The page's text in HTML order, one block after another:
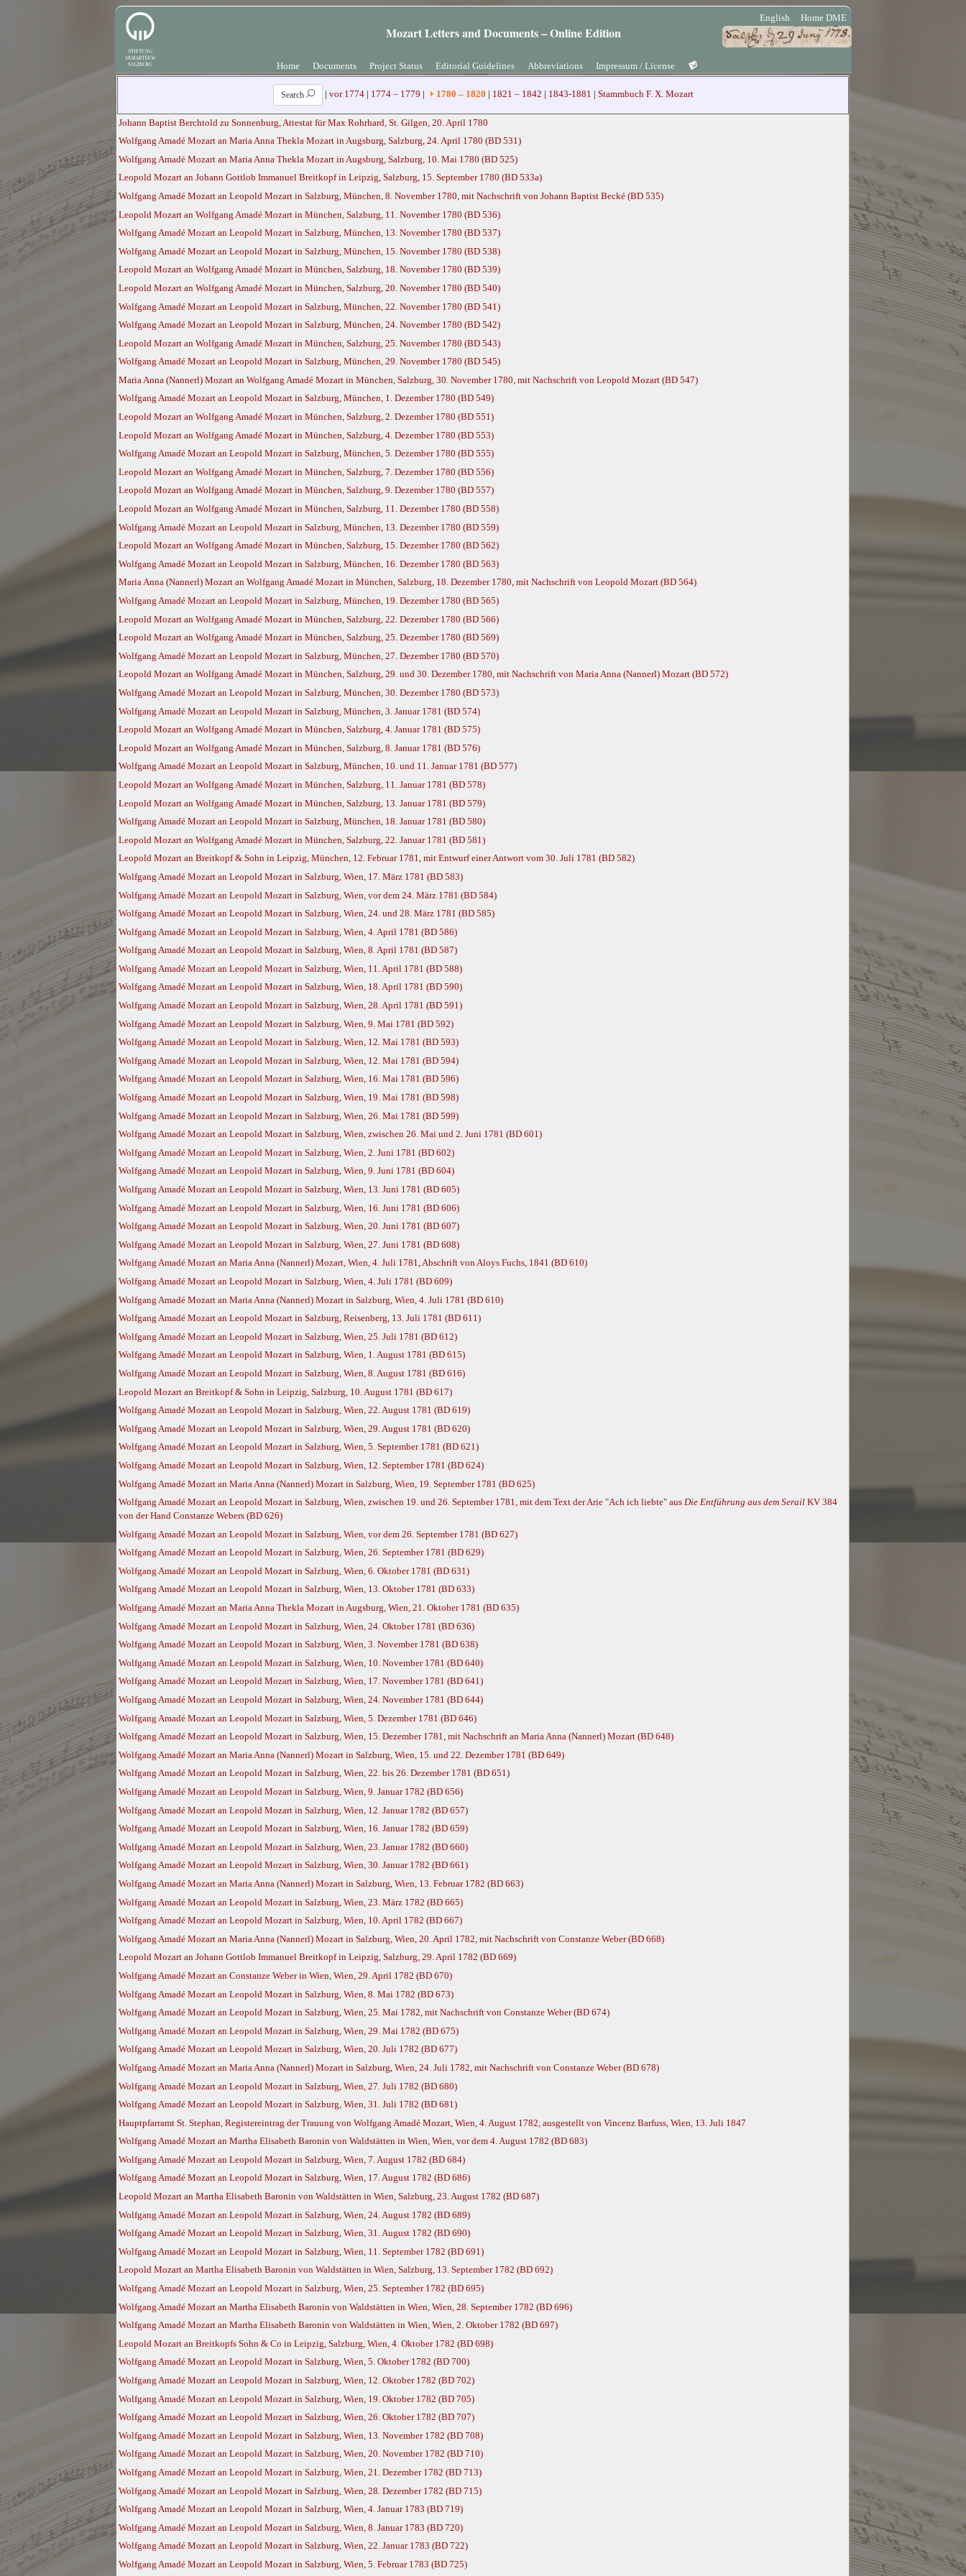
English Home DME
Mozart Letters and Documents – Online Edition
Home Documents Project Status Editorial Guidelines Abbreviations Impressum / License
Search | vor 1774| 1774 – 1779 | 1780 – 1820 | 1821 – 1842 | 1843-1881 | Stammbuch F. X. Mozart
Johann Baptist Berchtold zu Sonnenburg, Attestat für Max Rohrhard, St. Gilgen, 20. April 1780
Wolfgang Amadé Mozart an Maria Anna Thekla Mozart in Augsburg, Salzburg, 24. April 1780 (BD 531)
Wolfgang Amadé Mozart an Maria Anna Thekla Mozart in Augsburg, Salzburg, 10. Mai 1780 (BD 525)
Leopold Mozart an Johann Gottlob Immanuel Breitkopf in Leipzig, Salzburg, 15. September 1780 (BD 533a)
Wolfgang Amadé Mozart an Leopold Mozart in Salzburg, München, 8. November 1780, mit Nachschrift von Johann Baptist Becké (BD 535)
Leopold Mozart an Wolfgang Amadé Mozart in München, Salzburg, 11. November 1780 (BD 536)
Wolfgang Amadé Mozart an Leopold Mozart in Salzburg, München, 13. November 1780 (BD 537)
Wolfgang Amadé Mozart an Leopold Mozart in Salzburg, München, 15. November 1780 (BD 538)
Leopold Mozart an Wolfgang Amadé Mozart in München, Salzburg, 18. November 1780 (BD 539)
Leopold Mozart an Wolfgang Amadé Mozart in München, Salzburg, 20. November 1780 (BD 540)
Wolfgang Amadé Mozart an Leopold Mozart in Salzburg, München, 22. November 1780 (BD 541)
Wolfgang Amadé Mozart an Leopold Mozart in Salzburg, München, 24. November 1780 (BD 542)
Leopold Mozart an Wolfgang Amadé Mozart in München, Salzburg, 25. November 1780 (BD 543)
Wolfgang Amadé Mozart an Leopold Mozart in Salzburg, München, 29. November 1780 (BD 545)
Maria Anna (Nannerl) Mozart an Wolfgang Amadé Mozart in München, Salzburg, 30. November 1780, mit Nachschrift von Leopold Mozart (BD 547)
Wolfgang Amadé Mozart an Leopold Mozart in Salzburg, München, 1. Dezember 1780 (BD 549)
Leopold Mozart an Wolfgang Amadé Mozart in München, Salzburg, 2. Dezember 1780 (BD 551)
Leopold Mozart an Wolfgang Amadé Mozart in München, Salzburg, 4. Dezember 1780 (BD 553)
Wolfgang Amadé Mozart an Leopold Mozart in Salzburg, München, 5. Dezember 1780 (BD 555)
Leopold Mozart an Wolfgang Amadé Mozart in München, Salzburg, 7. Dezember 1780 (BD 556)
Leopold Mozart an Wolfgang Amadé Mozart in München, Salzburg, 9. Dezember 1780 (BD 557)
Leopold Mozart an Wolfgang Amadé Mozart in München, Salzburg, 11. Dezember 1780 (BD 558)
Wolfgang Amadé Mozart an Leopold Mozart in Salzburg, München, 13. Dezember 1780 (BD 559)
Leopold Mozart an Wolfgang Amadé Mozart in München, Salzburg, 15. Dezember 1780 (BD 562)
Wolfgang Amadé Mozart an Leopold Mozart in Salzburg, München, 16. Dezember 1780 (BD 563)
Maria Anna (Nannerl) Mozart an Wolfgang Amadé Mozart in München, Salzburg, 18. Dezember 1780, mit Nachschrift von Leopold Mozart (BD 564)
Wolfgang Amadé Mozart an Leopold Mozart in Salzburg, München, 19. Dezember 1780 (BD 565)
Leopold Mozart an Wolfgang Amadé Mozart in München, Salzburg, 22. Dezember 1780 (BD 566)
Leopold Mozart an Wolfgang Amadé Mozart in München, Salzburg, 25. Dezember 1780 (BD 569)
Wolfgang Amadé Mozart an Leopold Mozart in Salzburg, München, 27. Dezember 1780 (BD 570)
Leopold Mozart an Wolfgang Amadé Mozart in München, Salzburg, 29. und 30. Dezember 1780, mit Nachschrift von Maria Anna (Nannerl) Mozart (BD 572)
Wolfgang Amadé Mozart an Leopold Mozart in Salzburg, München, 30. Dezember 1780 (BD 573)
Wolfgang Amadé Mozart an Leopold Mozart in Salzburg, München, 3. Januar 1781 (BD 574)
Leopold Mozart an Wolfgang Amadé Mozart in München, Salzburg, 4. Januar 1781 (BD 575)
Leopold Mozart an Wolfgang Amadé Mozart in München, Salzburg, 8. Januar 1781 (BD 576)
Wolfgang Amadé Mozart an Leopold Mozart in Salzburg, München, 10. und 11. Januar 1781 (BD 577)
Leopold Mozart an Wolfgang Amadé Mozart in München, Salzburg, 11. Januar 1781 (BD 578)
Leopold Mozart an Wolfgang Amadé Mozart in München, Salzburg, 13. Januar 1781 (BD 579)
Wolfgang Amadé Mozart an Leopold Mozart in Salzburg, München, 18. Januar 1781 (BD 580)
Leopold Mozart an Wolfgang Amadé Mozart in München, Salzburg, 22. Januar 1781 (BD 581)
Leopold Mozart an Breitkopf & Sohn in Leipzig, München, 12. Februar 1781, mit Entwurf einer Antwort vom 30. Juli 1781 (BD 582)
Wolfgang Amadé Mozart an Leopold Mozart in Salzburg, Wien, 17. März 1781 (BD 583)
Wolfgang Amadé Mozart an Leopold Mozart in Salzburg, Wien, vor dem 24. März 1781 (BD 584)
Wolfgang Amadé Mozart an Leopold Mozart in Salzburg, Wien, 24. und 28. März 1781 (BD 585)
Wolfgang Amadé Mozart an Leopold Mozart in Salzburg, Wien, 4. April 1781 (BD 586)
Wolfgang Amadé Mozart an Leopold Mozart in Salzburg, Wien, 8. April 1781 (BD 587)
Wolfgang Amadé Mozart an Leopold Mozart in Salzburg, Wien, 11. April 1781 (BD 588)
Wolfgang Amadé Mozart an Leopold Mozart in Salzburg, Wien, 18. April 1781 (BD 590)
Wolfgang Amadé Mozart an Leopold Mozart in Salzburg, Wien, 28. April 1781 (BD 591)
Wolfgang Amadé Mozart an Leopold Mozart in Salzburg, Wien, 9. Mai 1781 (BD 592)
Wolfgang Amadé Mozart an Leopold Mozart in Salzburg, Wien, 12. Mai 1781 (BD 593)
Wolfgang Amadé Mozart an Leopold Mozart in Salzburg, Wien, 12. Mai 1781 (BD 594)
Wolfgang Amadé Mozart an Leopold Mozart in Salzburg, Wien, 16. Mai 1781 (BD 596)
Wolfgang Amadé Mozart an Leopold Mozart in Salzburg, Wien, 19. Mai 1781 (BD 598)
Wolfgang Amadé Mozart an Leopold Mozart in Salzburg, Wien, 26. Mai 1781 (BD 599)
Wolfgang Amadé Mozart an Leopold Mozart in Salzburg, Wien, zwischen 26. Mai und 2. Juni 1781 (BD 601)
Wolfgang Amadé Mozart an Leopold Mozart in Salzburg, Wien, 2. Juni 1781 (BD 602)
Wolfgang Amadé Mozart an Leopold Mozart in Salzburg, Wien, 9. Juni 1781 (BD 604)
Wolfgang Amadé Mozart an Leopold Mozart in Salzburg, Wien, 13. Juni 1781 (BD 605)
Wolfgang Amadé Mozart an Leopold Mozart in Salzburg, Wien, 16. Juni 1781 (BD 606)
Wolfgang Amadé Mozart an Leopold Mozart in Salzburg, Wien, 20. Juni 1781 (BD 607)
Wolfgang Amadé Mozart an Leopold Mozart in Salzburg, Wien, 27. Juni 1781 (BD 608)
Wolfgang Amadé Mozart an Maria Anna (Nannerl) Mozart, Wien, 4. Juli 1781, Abschrift von Aloys Fuchs, 1841 (BD 610)
Wolfgang Amadé Mozart an Leopold Mozart in Salzburg, Wien, 4. Juli 1781 (BD 609)
Wolfgang Amadé Mozart an Maria Anna (Nannerl) Mozart in Salzburg, Wien, 4. Juli 1781 (BD 610)
Wolfgang Amadé Mozart an Leopold Mozart in Salzburg, Reisenberg, 13. Juli 1781 (BD 611)
Wolfgang Amadé Mozart an Leopold Mozart in Salzburg, Wien, 25. Juli 1781 (BD 612)
Wolfgang Amadé Mozart an Leopold Mozart in Salzburg, Wien, 1. August 1781 (BD 615)
Wolfgang Amadé Mozart an Leopold Mozart in Salzburg, Wien, 8. August 1781 (BD 616)
Leopold Mozart an Breitkopf & Sohn in Leipzig, Salzburg, 10. August 1781 (BD 617)
Wolfgang Amadé Mozart an Leopold Mozart in Salzburg, Wien, 22. August 1781 (BD 619)
Wolfgang Amadé Mozart an Leopold Mozart in Salzburg, Wien, 29. August 1781 (BD 620)
Wolfgang Amadé Mozart an Leopold Mozart in Salzburg, Wien, 5. September 1781 (BD 621)
Wolfgang Amadé Mozart an Leopold Mozart in Salzburg, Wien, 12. September 1781 (BD 624)
Wolfgang Amadé Mozart an Maria Anna (Nannerl) Mozart in Salzburg, Wien, 19. September 1781 (BD 625)
Wolfgang Amadé Mozart an Leopold Mozart in Salzburg, Wien, zwischen 19. und 26. September 1781, mit dem Text der Arie "Ach ich liebte" aus Die Entführung aus dem Serail KV 384
von der Hand Constanze Webers (BD 626)
Wolfgang Amadé Mozart an Leopold Mozart in Salzburg, Wien, vor dem 26. September 1781 (BD 627)
Wolfgang Amadé Mozart an Leopold Mozart in Salzburg, Wien, 26. September 1781 (BD 629)
Wolfgang Amadé Mozart an Leopold Mozart in Salzburg, Wien, 6. Oktober 1781 (BD 631)
Wolfgang Amadé Mozart an Leopold Mozart in Salzburg, Wien, 13. Oktober 1781 (BD 633)
Wolfgang Amadé Mozart an Maria Anna Thekla Mozart in Augsburg, Wien, 21. Oktober 1781 (BD 635)
Wolfgang Amadé Mozart an Leopold Mozart in Salzburg, Wien, 24. Oktober 1781 (BD 636)
Wolfgang Amadé Mozart an Leopold Mozart in Salzburg, Wien, 3. November 1781 (BD 638)
Wolfgang Amadé Mozart an Leopold Mozart in Salzburg, Wien, 10. November 1781 (BD 640)
Wolfgang Amadé Mozart an Leopold Mozart in Salzburg, Wien, 17. November 1781 (BD 641)
Wolfgang Amadé Mozart an Leopold Mozart in Salzburg, Wien, 24. November 1781 (BD 644)
Wolfgang Amadé Mozart an Leopold Mozart in Salzburg, Wien, 5. Dezember 1781 (BD 646)
Wolfgang Amadé Mozart an Leopold Mozart in Salzburg, Wien, 15. Dezember 1781, mit Nachschrift an Maria Anna (Nannerl) Mozart (BD 648)
Wolfgang Amadé Mozart an Maria Anna (Nannerl) Mozart in Salzburg, Wien, 15. und 22. Dezember 1781 (BD 649)
Wolfgang Amadé Mozart an Leopold Mozart in Salzburg, Wien, 22. bis 26. Dezember 1781 (BD 651)
Wolfgang Amadé Mozart an Leopold Mozart in Salzburg, Wien, 9. Januar 1782 (BD 656)
Wolfgang Amadé Mozart an Leopold Mozart in Salzburg, Wien, 12. Januar 1782 (BD 657)
Wolfgang Amadé Mozart an Leopold Mozart in Salzburg, Wien, 16. Januar 1782 (BD 659)
Wolfgang Amadé Mozart an Leopold Mozart in Salzburg, Wien, 23. Januar 1782 (BD 660)
Wolfgang Amadé Mozart an Leopold Mozart in Salzburg, Wien, 30. Januar 1782 (BD 661)
Wolfgang Amadé Mozart an Maria Anna (Nannerl) Mozart in Salzburg, Wien, 13. Februar 1782 (BD 663)
Wolfgang Amadé Mozart an Leopold Mozart in Salzburg, Wien, 23. März 1782 (BD 665)
Wolfgang Amadé Mozart an Leopold Mozart in Salzburg, Wien, 10. April 1782 (BD 667)
Wolfgang Amadé Mozart an Maria Anna (Nannerl) Mozart in Salzburg, Wien, 20. April 1782, mit Nachschrift von Constanze Weber (BD 668)
Leopold Mozart an Johann Gottlob Immanuel Breitkopf in Leipzig, Salzburg, 29. April 1782 (BD 669)
Wolfgang Amadé Mozart an Constanze Weber in Wien, Wien, 29. April 1782 (BD 670)
Wolfgang Amadé Mozart an Leopold Mozart in Salzburg, Wien, 8. Mai 1782 (BD 673)
Wolfgang Amadé Mozart an Leopold Mozart in Salzburg, Wien, 25. Mai 1782, mit Nachschrift von Constanze Weber (BD 674)
Wolfgang Amadé Mozart an Leopold Mozart in Salzburg, Wien, 29. Mai 1782 (BD 675)
Wolfgang Amadé Mozart an Leopold Mozart in Salzburg, Wien, 20. Juli 1782 (BD 677)
Wolfgang Amadé Mozart an Maria Anna (Nannerl) Mozart in Salzburg, Wien, 24. Juli 1782, mit Nachschrift von Constanze Weber (BD 678)
Wolfgang Amadé Mozart an Leopold Mozart in Salzburg, Wien, 27. Juli 1782 (BD 680)
Wolfgang Amadé Mozart an Leopold Mozart in Salzburg, Wien, 31. Juli 1782 (BD 681)
Hauptpfarramt St. Stephan, Registereintrag der Trauung von Wolfgang Amadé Mozart, Wien, 4. August 1782, ausgestellt von Vincenz Barfuss, Wien, 13. Juli 1847
Wolfgang Amadé Mozart an Martha Elisabeth Baronin von Waldstätten in Wien, Wien, vor dem 4. August 1782 (BD 683)
Wolfgang Amadé Mozart an Leopold Mozart in Salzburg, Wien, 7. August 1782 (BD 684)
Wolfgang Amadé Mozart an Leopold Mozart in Salzburg, Wien, 17. August 1782 (BD 686)
Leopold Mozart an Martha Elisabeth Baronin von Waldstätten in Wien, Salzburg, 23. August 1782 (BD 687)
Wolfgang Amadé Mozart an Leopold Mozart in Salzburg, Wien, 24. August 1782 (BD 689)
Wolfgang Amadé Mozart an Leopold Mozart in Salzburg, Wien, 31. August 1782 (BD 690)
Wolfgang Amadé Mozart an Leopold Mozart in Salzburg, Wien, 11. September 1782 (BD 691)
Leopold Mozart an Martha Elisabeth Baronin von Waldstätten in Wien, Salzburg, 13. September 1782 (BD 692)
Wolfgang Amadé Mozart an Leopold Mozart in Salzburg, Wien, 25. September 1782 (BD 695)
Wolfgang Amadé Mozart an Martha Elisabeth Baronin von Waldstätten in Wien, Wien, 28. September 1782 (BD 696)
Wolfgang Amadé Mozart an Martha Elisabeth Baronin von Waldstätten in Wien, Wien, 2. Oktober 1782 (BD 697)
Leopold Mozart an Breitkopfs Sohn & Co in Leipzig, Salzburg, Wien, 4. Oktober 1782 (BD 698)
Wolfgang Amadé Mozart an Leopold Mozart in Salzburg, Wien, 5. Oktober 1782 (BD 700)
Wolfgang Amadé Mozart an Leopold Mozart in Salzburg, Wien, 12. Oktober 1782 (BD 702)
Wolfgang Amadé Mozart an Leopold Mozart in Salzburg, Wien, 19. Oktober 1782 (BD 705)
Wolfgang Amadé Mozart an Leopold Mozart in Salzburg, Wien, 26. Oktober 1782 (BD 707)
Wolfgang Amadé Mozart an Leopold Mozart in Salzburg, Wien, 13. November 1782 (BD 708)
Wolfgang Amadé Mozart an Leopold Mozart in Salzburg, Wien, 20. November 1782 (BD 710)
Wolfgang Amadé Mozart an Leopold Mozart in Salzburg, Wien, 21. Dezember 1782 (BD 713)
Wolfgang Amadé Mozart an Leopold Mozart in Salzburg, Wien, 28. Dezember 1782 (BD 715)
Wolfgang Amadé Mozart an Leopold Mozart in Salzburg, Wien, 4. Januar 1783 (BD 719)
Wolfgang Amadé Mozart an Leopold Mozart in Salzburg, Wien, 8. Januar 1783 (BD 720)
Wolfgang Amadé Mozart an Leopold Mozart in Salzburg, Wien, 22. Januar 1783 (BD 722)
Wolfgang Amadé Mozart an Leopold Mozart in Salzburg, Wien, 5. Februar 1783 (BD 725)